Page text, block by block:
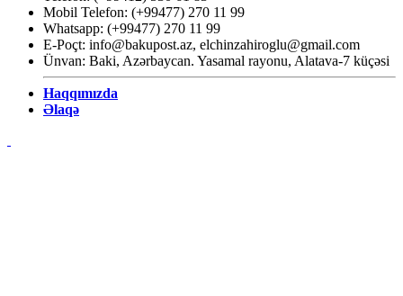
Mobil Telefon: (+99477) 270 11 99
Whatsapp: (+99477) 270 11 99
E-Poçt: info@bakupost.az, elchinzahiroglu@gmail.com
Ünvan: Baki, Azərbaycan. Yasamal rayonu, Alatava-7 küçəsi
Haqqımızda
Əlaqə